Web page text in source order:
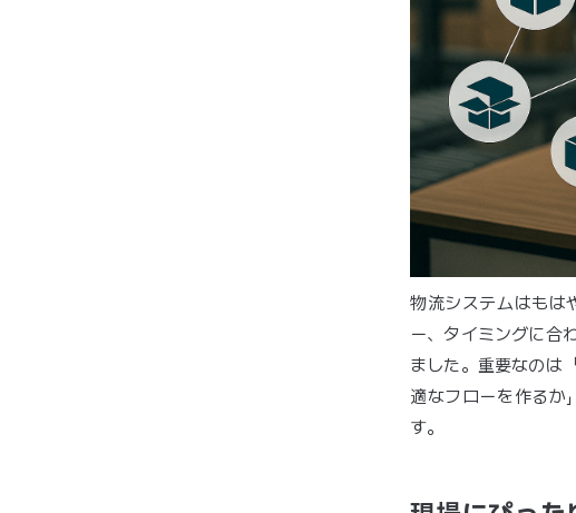
物流システムはもは
ー、タイミングに合
ました。重要なのは
適なフローを作るか
す。